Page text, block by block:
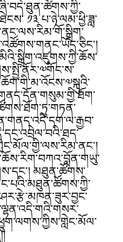
༡༣ པ་ཉེ་ལམ་ཕྱི་ཟླ་
མཐུན་ཚོགས་